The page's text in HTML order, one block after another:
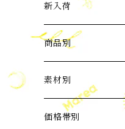
新入荷
2024年3月新入荷
2024年4月新入荷
2024年5月新入荷
商品別
ピアス
イヤーカフ
素材別
パール
価格帯別